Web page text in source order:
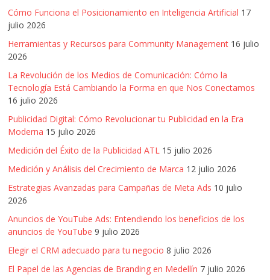
Cómo Funciona el Posicionamiento en Inteligencia Artificial 17
julio 2026
Herramientas y Recursos para Community Management 16 julio
2026
La Revolución de los Medios de Comunicación: Cómo la
Tecnología Está Cambiando la Forma en que Nos Conectamos
16 julio 2026
Publicidad Digital: Cómo Revolucionar tu Publicidad en la Era
Moderna 15 julio 2026
Medición del Éxito de la Publicidad ATL 15 julio 2026
Medición y Análisis del Crecimiento de Marca 12 julio 2026
Estrategias Avanzadas para Campañas de Meta Ads 10 julio
2026
Anuncios de YouTube Ads: Entendiendo los beneficios de los
anuncios de YouTube 9 julio 2026
Elegir el CRM adecuado para tu negocio 8 julio 2026
El Papel de las Agencias de Branding en Medellín 7 julio 2026